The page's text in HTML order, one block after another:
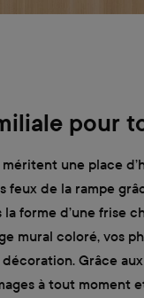
pour
une place
feux de la rampe
la forme d’une frise
mural coloré, vos
Grâce
à tout moment